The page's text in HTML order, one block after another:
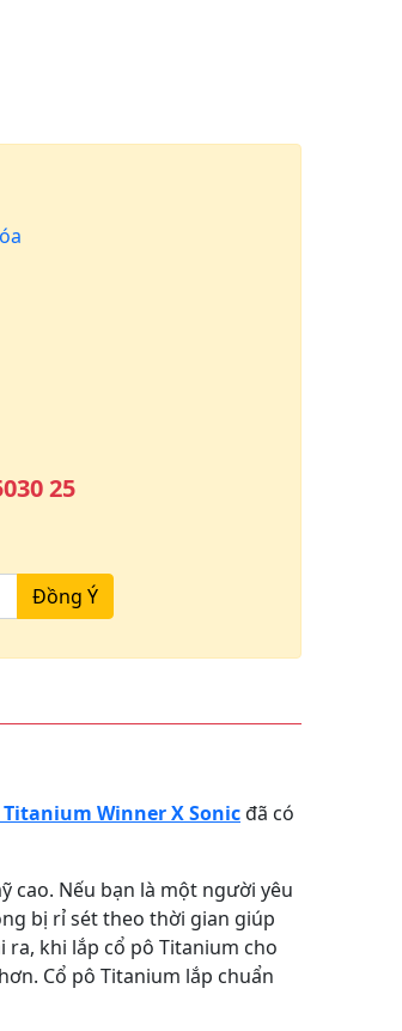
25
Đồng Ý
Titanium Winner X Sonicđã có
cao. Nếu bạn là một người yêu
bị rỉ sét theo thời gian giúp
khi lắp cổ pô Titanium cho
Cổ pô Titanium lắp chuẩn